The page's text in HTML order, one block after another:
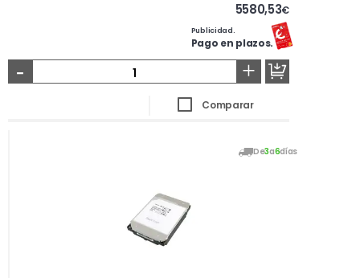
5580,53€
Publicidad.
Pago en plazos.
- +
Comparar
De3a6días